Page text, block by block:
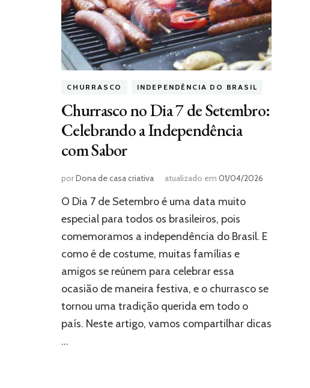
CHURRASCO INDEPENDÊNCIA DO BRASIL
Churrasco no Dia 7 de Setembro:
Celebrando a Independência
com Sabor
porDona de casa criativa atualizado em 01/04/2026
O Dia 7 de Setembro é uma data muito
especial para todos os brasileiros, pois
comemoramos a independência do Brasil. E
como é de costume, muitas famílias e
amigos se reúnem para celebrar essa
ocasião de maneira festiva, e o churrasco se
tornou uma tradição querida em todo o
país. Neste artigo, vamos compartilhar dicas
…